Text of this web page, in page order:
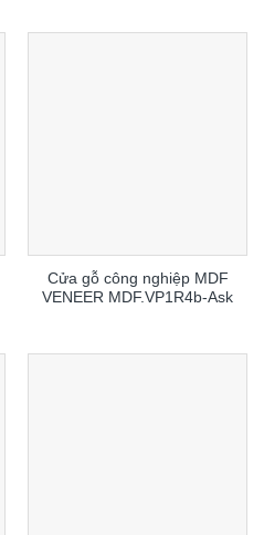
Cửa gỗ công nghiệp MDF
VENEER MDF.VP1R4b-Ask